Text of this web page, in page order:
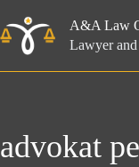
to
content
A&A Law
Lawyer
advokat